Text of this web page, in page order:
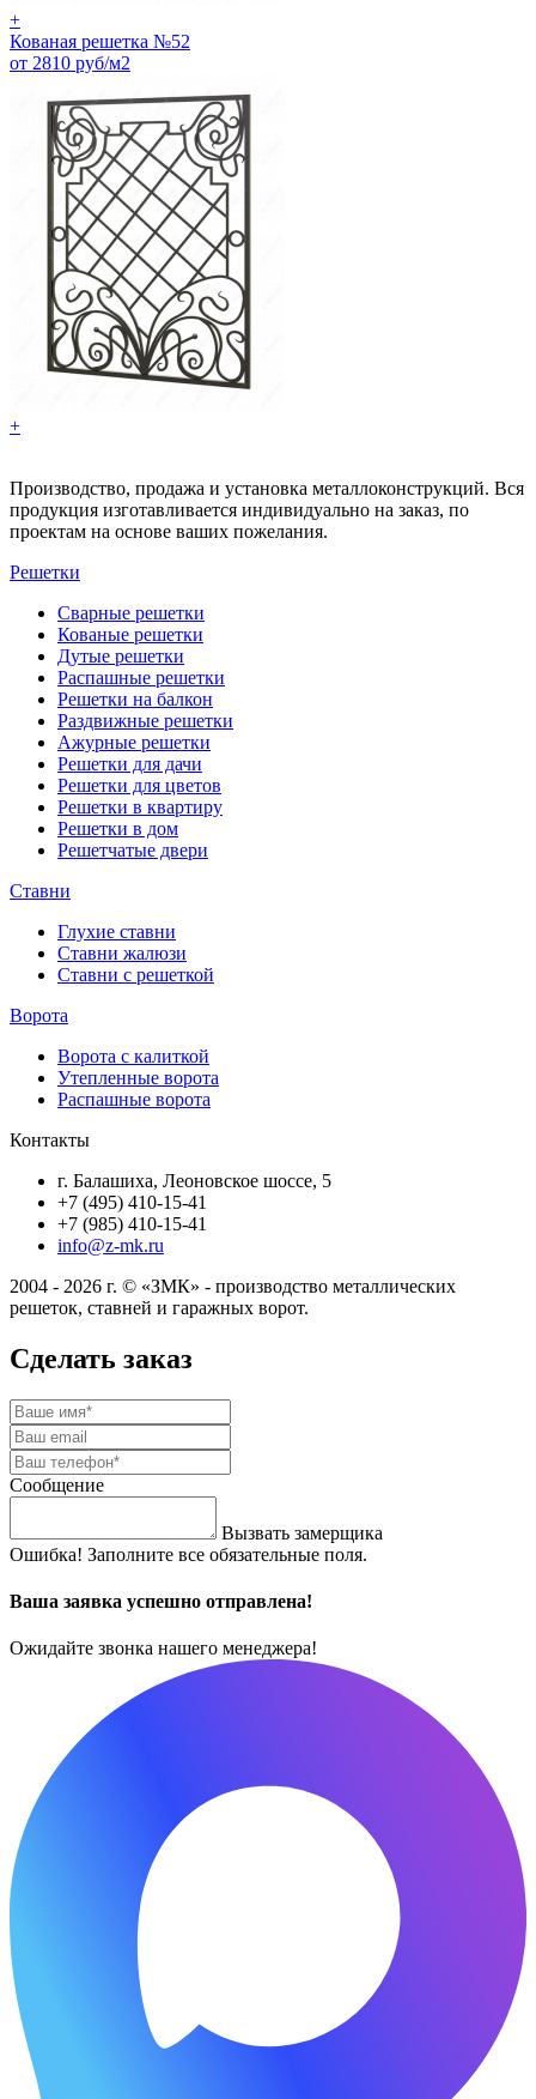
+
Кованая решетка №52
от 2810 руб/м2
+
Производство, продажа и установка металлоконструкций. Вся
продукция изготавливается индивидуально на заказ, по
проектам на основе ваших пожелания.
Решетки
Сварные решетки
Кованые решетки
Дутые решетки
Распашные решетки
Решетки на балкон
Раздвижные решетки
Ажурные решетки
Решетки для дачи
Решетки для цветов
Решетки в квартиру
Решетки в дом
Решетчатые двери
Ставни
Глухие ставни
Ставни жалюзи
Ставни с решеткой
Ворота
Ворота с калиткой
Утепленные ворота
Распашные ворота
Контакты
г. Балашиха, Леоновское шоссе, 5
+7 (495) 410-15-41
+7 (985) 410-15-41
info@z-mk.ru
2004 - 2026 г. © «ЗМК» - производство металлических
решеток, ставней и гаражных ворот.
Сделать заказ
Сообщение
Вызвать замерщика
Ошибка! Заполните все обязательные поля.
Ваша заявка успешно отправлена!
Ожидайте звонка нашего менеджера!